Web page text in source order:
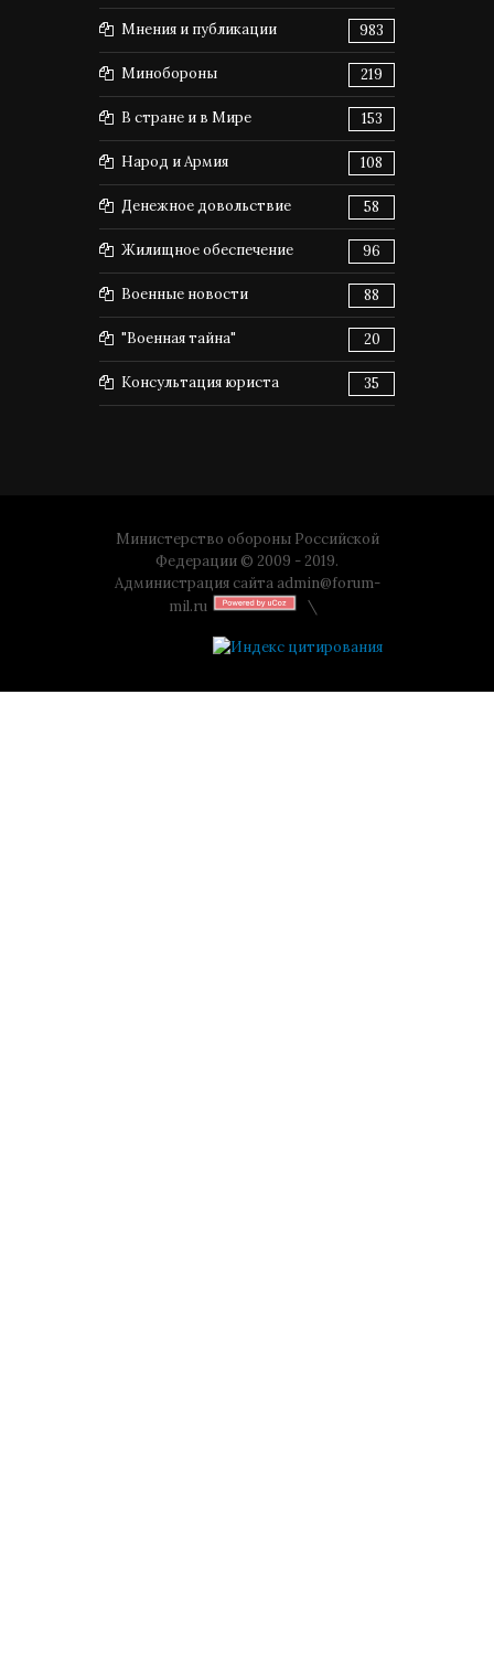
Мнения и публикации 983
Минобороны 219
В стране и в Мире 153
Народ и Армия 108
Денежное довольствие 58
Жилищное обеспечение 96
Военные новости 88
"Военная тайна" 20
Консультация юриста 35
Министерство обороны Российской
Федерации © 2009 - 2019.
Администрация сайта admin@forum-
mil.ru